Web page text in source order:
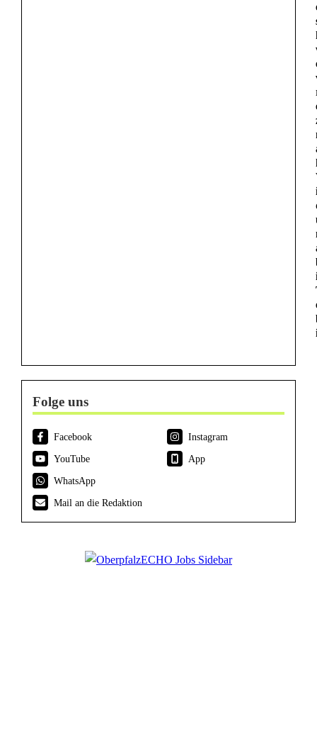
Folge uns
Facebook
Instagram
YouTube
App
WhatsApp
Mail an die Redaktion